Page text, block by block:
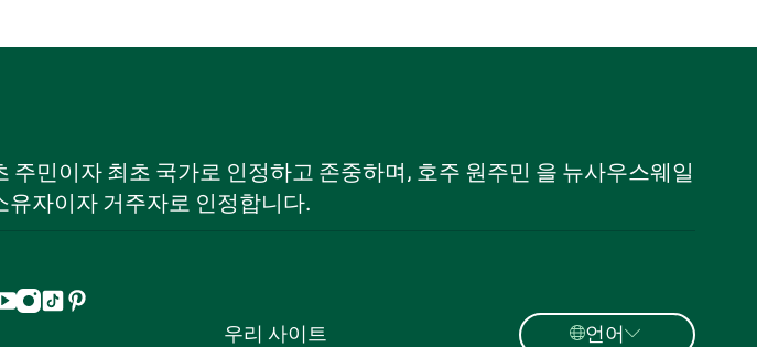
민이자 최초 국가로 인정하고 존중하며, 호주 원주민 을 뉴사우스웨일
유자이자 거주자로 인정합니다.
유 인 틱
핀
우리 사이트 언어